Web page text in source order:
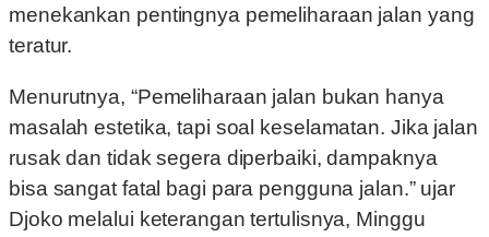
menekankan pentingnya pemeliharaan jalan yang
teratur.
Menurutnya, “Pemeliharaan jalan bukan hanya
masalah estetika, tapi soal keselamatan. Jika jalan
rusak dan tidak segera diperbaiki, dampaknya
bisa sangat fatal bagi para pengguna jalan.” ujar
Djoko melalui keterangan tertulisnya, Minggu